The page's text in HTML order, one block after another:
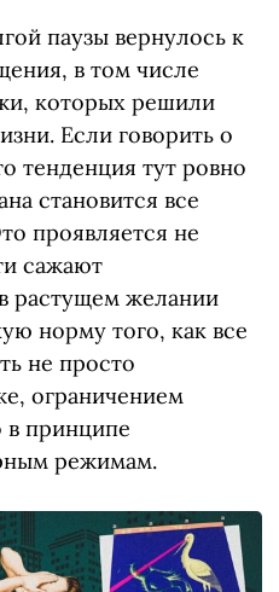
паузы вернулось к
в том числе
которых решили
Если говорить о
тенденция тут ровно
становится все
проявляется не
сажают
растущем желании
норму того, как все
не просто
ограничением
в принципе
режимам.